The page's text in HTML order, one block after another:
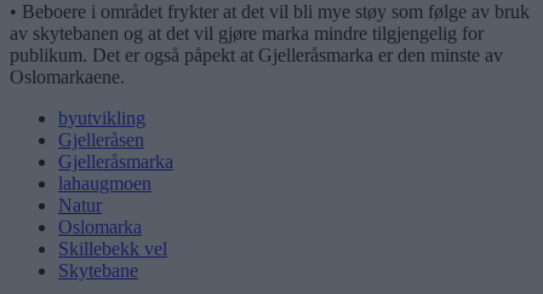
• Beboere i området frykter at det vil bli mye støy som følge av bruk
av skytebanen og at det vil gjøre marka mindre tilgjengelig for
publikum. Det er også påpekt at Gjelleråsmarka er den minste av
Oslomarkaene.
byutvikling
Gjelleråsen
Gjelleråsmarka
lahaugmoen
Natur
Oslomarka
Skillebekk vel
Skytebane